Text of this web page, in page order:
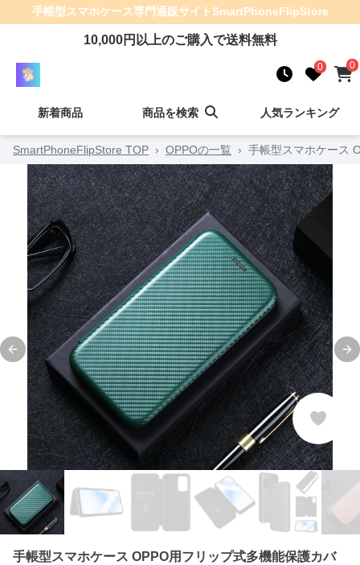
手帳型スマホケース専門通販サイトSmartPhoneFlipStore
10,000円以上のご購入で送料無料
0 0
新着商品 商品を検索 人気ランキング
SmartPhoneFlipStore TOP › OPPOの一覧 › 手帳型スマホケース
Previous slide
手帳型スマホケース OPPO用フリップ式多機能保護カバ